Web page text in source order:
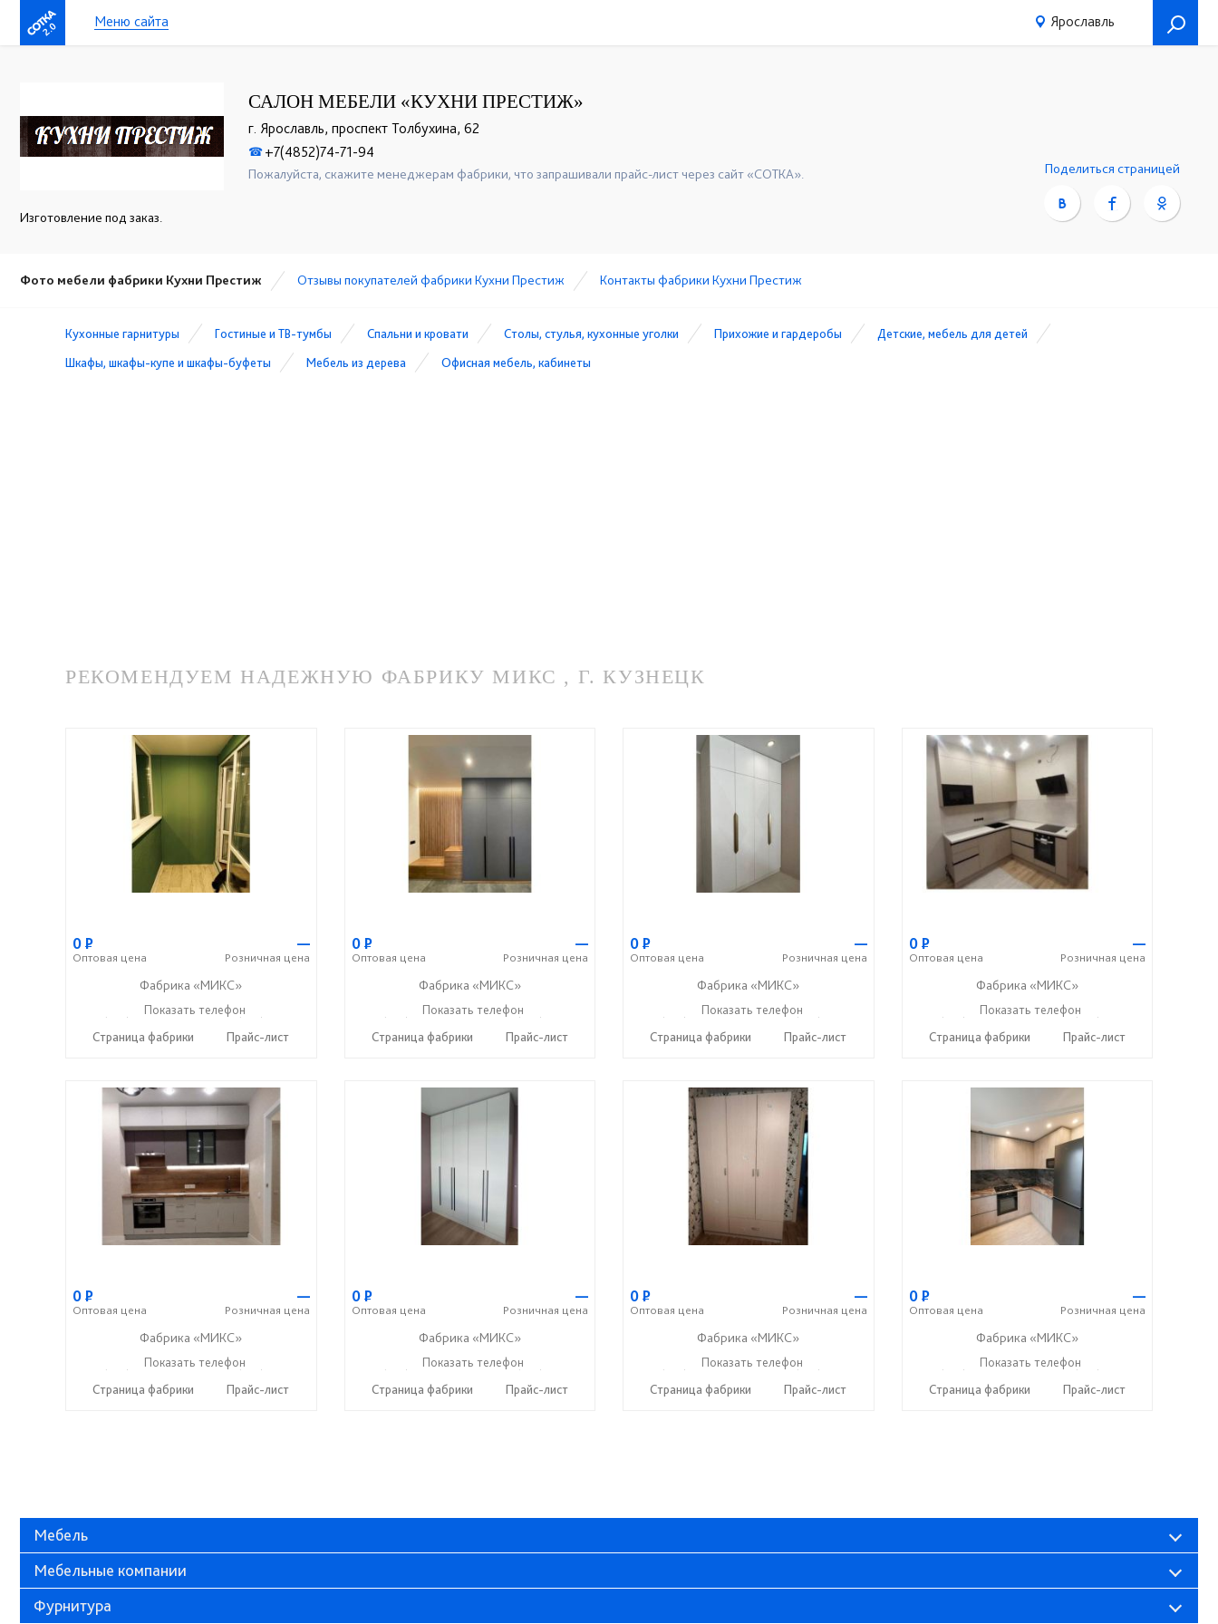
2.0 Меню сайта Ярославль
САЛОН МЕБЕЛИ «КУХНИ ПРЕСТИЖ»
г. Ярославль, проспект Толбухина, 62
☎+7(4852)74-71-94
Пожалуйста, скажите менеджерам фабрики, что запрашивали прайс-лист через сайт «СОТКА».
Изготовление под заказ.
Поделиться страницей
Фото мебели фабрики Кухни Престиж Отзывы покупателей фабрики Кухни Престиж Контакты фабрики Кухни Престиж
Кухонные гарнитуры Гостиные и ТВ-тумбы Спальни и кровати Столы, стулья, кухонные уголки Прихожие и гардеробы
Детские, мебель для детей
Шкафы, шкафы-купе и шкафы-буфеты
Мебель из дерева Офисная мебель, кабинеты
РЕКОМЕНДУЕМ НАДЕЖНУЮ ФАБРИКУ МИКС , Г. КУЗНЕЦК
0Р
Оптовая цена
—
Розничная цена
Фабрика «МИКС»
+7 (937) 423-36-37 ☎+7 (937) 428-44-55
Показать телефон
Страница фабрики
Прайс-лист
0Р
Оптовая цена
—
Розничная цена
Фабрика «МИКС»
+7 (937) 423-36-37 ☎+7 (937) 428-44-55
Показать телефон
Страница фабрики
Прайс-лист
0Р
Оптовая цена
—
Розничная цена
Фабрика «МИКС»
+7 (937) 423-36-37 ☎+7 (937) 428-44-55
Показать телефон
Страница фабрики
Прайс-лист
0Р
Оптовая цена
—
Розничная цена
Фабрика «МИКС»
+7 (937) 423-36-37 ☎+7 (937) 428-44-55
Показать телефон
Страница фабрики
Прайс-лист
0Р
Оптовая цена
—
Розничная цена
Фабрика «МИКС»
+7 (937) 423-36-37 ☎+7 (937) 428-44-55
Показать телефон
Страница фабрики
Прайс-лист
0Р
Оптовая цена
—
Розничная цена
Фабрика «МИКС»
+7 (937) 423-36-37 ☎+7 (937) 428-44-55
Показать телефон
Страница фабрики
Прайс-лист
0Р
Оптовая цена
—
Розничная цена
Фабрика «МИКС»
+7 (937) 423-36-37 ☎+7 (937) 428-44-55
Показать телефон
Страница фабрики
Прайс-лист
0Р
Оптовая цена
—
Розничная цена
Фабрика «МИКС»
+7 (937) 423-36-37 ☎+7 (937) 428-44-55
Показать телефон
Страница фабрики
Прайс-лист
Мебель
Мебельные компании
Фурнитура